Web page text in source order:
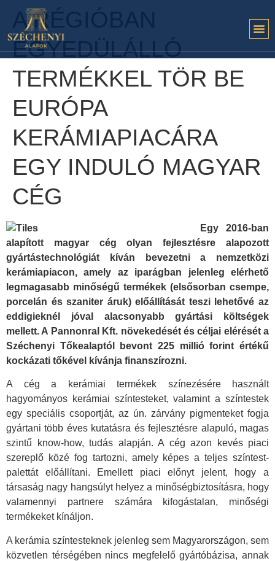
A RÉGIÓBAN
EGYEDÜLÁLLÓ
TERMÉKKEL TÖR BE
EURÓPA
KERÁMIAPIACÁRA
EGY INDULÓ MAGYAR
CÉG
Egy 2016-ban
alapított magyar cég olyan fejlesztésre alapozott
gyártástechnológiát kíván bevezetni a nemzetközi
kerámiapiacon, amely az iparágban jelenleg elérhető
legmagasabb minőségű termékek (elsősorban csempe,
porcelán és szaniter áruk) előállítását teszi lehetővé az
eddigieknél jóval alacsonyabb gyártási költségek
mellett. A Pannonral Kft. növekedését és céljai elérését a
Széchenyi Tőkealaptól bevont 225 millió forint értékű
kockázati tőkével kívánja finanszírozni.
A cég a kerámiai termékek színezésére használt
hagyományos kerámiai színtesteket, valamint a színtestek
egy speciális csoportját, az ún. zárvány pigmenteket fogja
gyártani több éves kutatásra és fejlesztésre alapuló, magas
szintű know-how, tudás alapján. A cég azon kevés piaci
szereplő közé fog tartozni, amely képes a teljes színtest-
palettát előállítani. Emellett piaci előnyt jelent, hogy a
társaság nagy hangsúlyt helyez a minőségbiztosításra, hogy
valamennyi partnere számára kifogástalan, minőségi
termékeket kínáljon.
A kerámia színtesteknek jelenleg sem Magyarországon, sem
közvetlen térségében nincs megfelelő gyártóbázisa, annak